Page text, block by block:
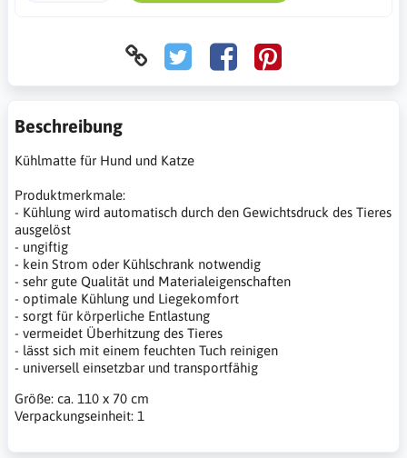
Beschreibung
Kühlmatte für Hund und Katze
Produktmerkmale:
- Kühlung wird automatisch durch den Gewichtsdruck des Tieres
ausgelöst
- ungiftig
- kein Strom oder Kühlschrank notwendig
- sehr gute Qualität und Materialeigenschaften
- optimale Kühlung und Liegekomfort
- sorgt für körperliche Entlastung
- vermeidet Überhitzung des Tieres
- lässt sich mit einem feuchten Tuch reinigen
- universell einsetzbar und transportfähig
Größe: ca. 110 x 70 cm
Verpackungseinheit: 1